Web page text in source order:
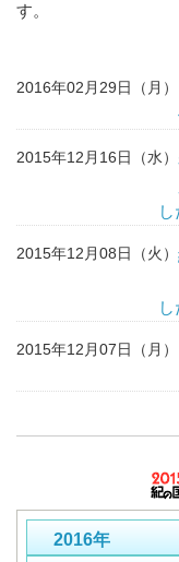
す。
2016年02月29日（月）
2015年12月16日（水）
し
2015年12月08日（火）
し
2015年12月07日（月）
2016年